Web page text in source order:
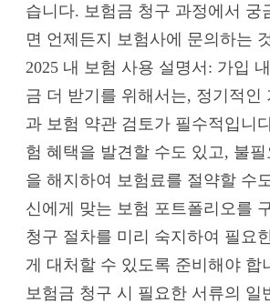
습니다. 보험금 청구 과정에서 궁
면 언제든지 보험사에 문의하는
2025 내 보험 사용 설명서: 가입
금 더 받기를 위해서는, 정기적인
과 보험 약관 검토가 필수적입니
험 혜택을 발견할 수도 있고, 불
을 해지하여 보험료를 절약할 수
신에게 맞는 보험 포트폴리오를
청구 절차를 미리 숙지하여 필요
게 대처할 수 있도록 준비해야 합
보험금 청구 시 필요한 서류의 일